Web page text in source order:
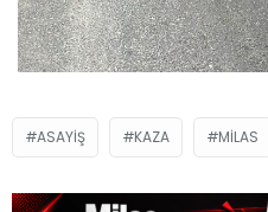
ASAYIŞ KAZA MILAS